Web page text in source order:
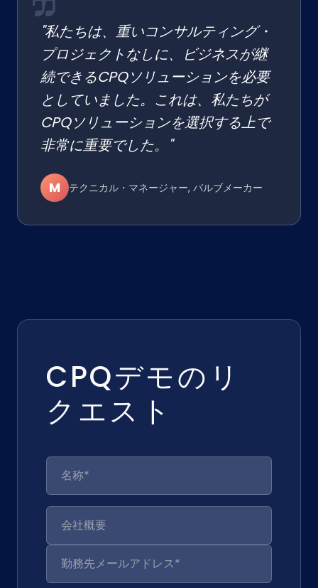
"私たちは、重いコンサルティング・
プロジェクトなしに、ビジネスが継
続できるCPQソリューションを必要
としていました。これは、私たちが
CPQソリューションを選択する上で
非常に重要でした。"
M テクニカル・マネージャー, バルブメーカー
CPQデモのリ
クエスト